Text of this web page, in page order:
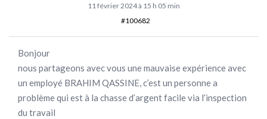
11 février 2024 à 15 h 05 min
#100682
Bonjour
nous partageons avec vous une mauvaise expérience avec
un employé BRAHIM QASSINE, c’est un personne a
problème qui est à la chasse d’argent facile via l’inspection
du travail